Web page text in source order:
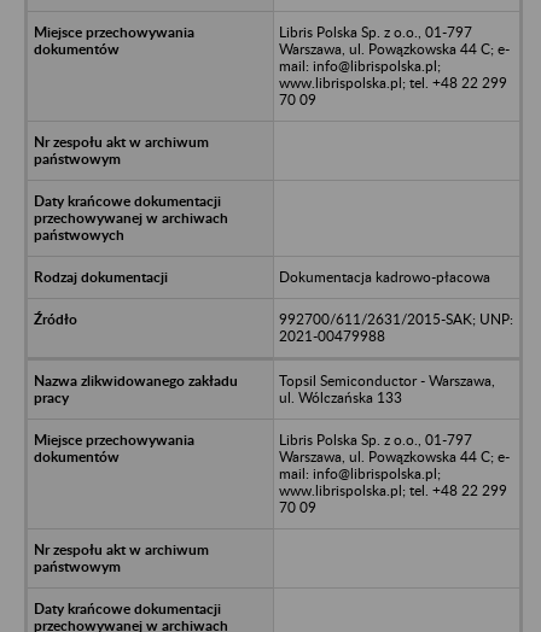
Libris Polska Sp. z o.o., 01-797
Warszawa, ul. Powązkowska 44 C; e-
mail: info@librispolska.pl;
www.librispolska.pl; tel. +48 22 299
70 09
Dokumentacja kadrowo-płacowa
992700/611/2631/2015-SAK; UNP:
2021-00479988
Topsil Semiconductor - Warszawa,
ul. Wólczańska 133
Libris Polska Sp. z o.o., 01-797
Warszawa, ul. Powązkowska 44 C; e-
mail: info@librispolska.pl;
www.librispolska.pl; tel. +48 22 299
70 09